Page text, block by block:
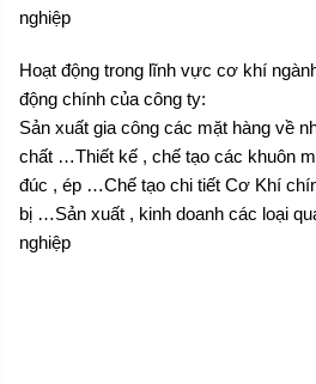
nghiệp
Hoạt động trong lĩnh vực cơ khí
động chính của công ty:
Sản xuất gia công các mặt hàng về
chất …Thiết kế , chế tạo các khuôn
đúc , ép …Chế tạo chi tiết Cơ Khí
bị …Sản xuất , kinh doanh các loại
nghiệp